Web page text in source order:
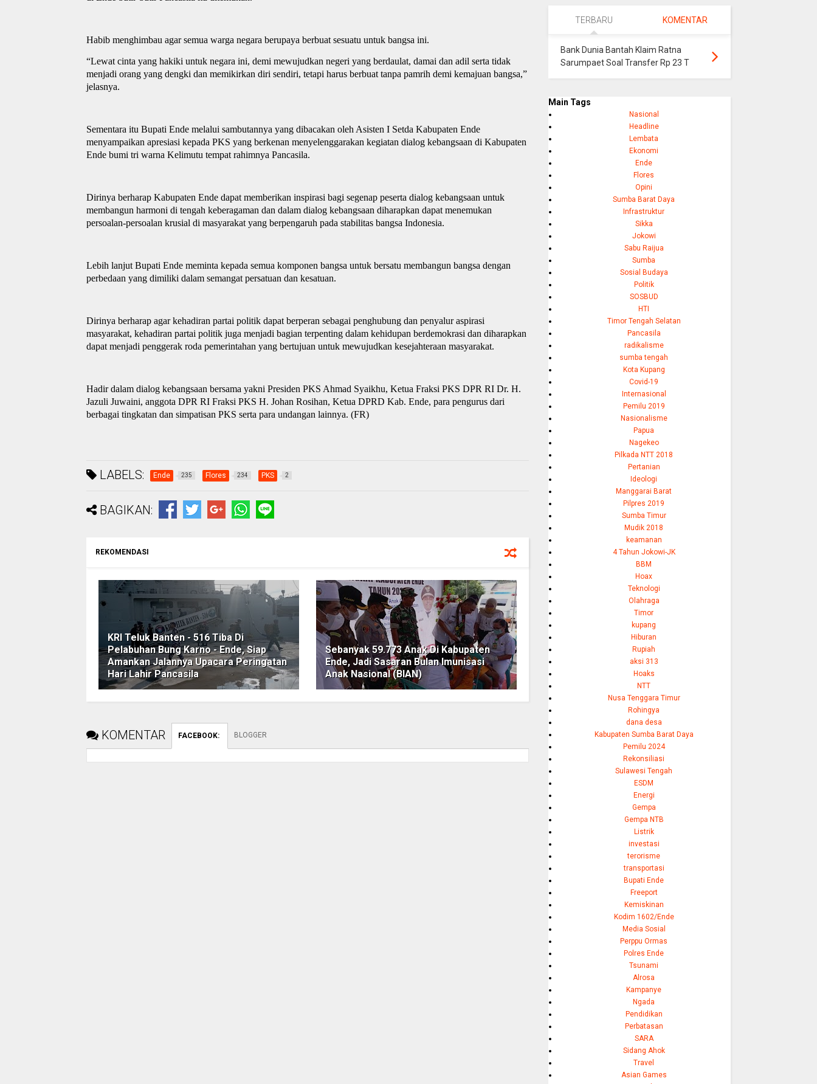
Habib menghimbau agar semua warga negara berupaya berbuat sesuatu untuk bangsa ini.
“Lewat cinta yang hakiki untuk negara ini, demi mewujudkan negeri yang berdaulat, damai dan adil serta tidak
menjadi orang yang dengki dan memikirkan diri sendiri, tetapi harus berbuat tanpa pamrih demi kemajuan bangsa,”
jelasnya.
Sementara itu Bupati Ende melalui sambutannya yang dibacakan oleh Asisten I Setda Kabupaten Ende
menyampaikan apresiasi kepada PKS yang berkenan menyelenggarakan kegiatan dialog kebangsaan di Kabupaten
Ende bumi tri warna Kelimutu tempat rahimnya Pancasila.
Dirinya berharap Kabupaten Ende dapat memberikan inspirasi bagi segenap peserta dialog kebangsaan untuk
membangun harmoni di tengah keberagaman dan dalam dialog kebangsaan diharapkan dapat menemukan
persoalan-persoalan krusial di masyarakat yang berpengaruh pada stabilitas bangsa Indonesia.
Lebih lanjut Bupati Ende meminta kepada semua komponen bangsa untuk bersatu membangun bangsa dengan
perbedaan yang dimiliki dalam semangat persatuan dan kesatuan.
Dirinya berharap agar kehadiran partai politik dapat berperan sebagai penghubung dan penyalur aspirasi
masyarakat, kehadiran partai politik juga menjadi bagian terpenting dalam kehidupan berdemokrasi dan diharapkan
dapat menjadi penggerak roda pemerintahan yang bertujuan untuk mewujudkan kesejahteraan masyarakat.
Hadir dalam dialog kebangsaan bersama yakni Presiden PKS Ahmad Syaikhu, Ketua Fraksi PKS DPR RI Dr. H.
Jazuli Juwaini, anggota DPR RI Fraksi PKS H. Johan Rosihan, Ketua DPRD Kab. Ende, para pengurus dari
berbagai tingkatan dan simpatisan PKS serta para undangan lainnya. (FR)
LABELS: Ende 235 Flores 234 PKS 2
BAGIKAN:
REKOMENDASI
KRI Teluk Banten - 516 Tiba Di
Pelabuhan Bung Karno - Ende, Siap
Amankan Jalannya Upacara Peringatan
Hari Lahir Pancasila
Sebanyak 59.773 Anak Di Kabupaten
Ende, Jadi Sasaran Bulan Imunisasi
Anak Nasional (BIAN)
KOMENTAR FACEBOOK: BLOGGER
TERBARU KOMENTAR
Bank Dunia Bantah Klaim Ratna
Sarumpaet Soal Transfer Rp 23 T
Main Tags
Nasional
Headline
Lembata
Ekonomi
Ende
Flores
Opini
Sumba Barat Daya
Infrastruktur
Sikka
Jokowi
Sabu Raijua
Sumba
Sosial Budaya
Politik
SOSBUD
HTI
Timor Tengah Selatan
Pancasila
radikalisme
sumba tengah
Kota Kupang
Covid-19
Internasional
Pemilu 2019
Nasionalisme
Papua
Nagekeo
Pilkada NTT 2018
Pertanian
Ideologi
Manggarai Barat
Pilpres 2019
Sumba Timur
Mudik 2018
keamanan
4 Tahun Jokowi-JK
BBM
Hoax
Teknologi
Olahraga
Timor
kupang
Hiburan
Rupiah
aksi 313
Hoaks
NTT
Nusa Tenggara Timur
Rohingya
dana desa
Kabupaten Sumba Barat Daya
Pemilu 2024
Rekonsiliasi
Sulawesi Tengah
ESDM
Energi
Gempa
Gempa NTB
Listrik
investasi
terorisme
transportasi
Bupati Ende
Freeport
Kemiskinan
Kodim 1602/Ende
Media Sosial
Perppu Ormas
Polres Ende
Tsunami
Alrosa
Kampanye
Ngada
Pendidikan
Perbatasan
SARA
Sidang Ahok
Travel
Asian Games